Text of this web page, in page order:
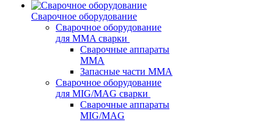
Сварочное оборудование
Сварочное оборудование
для MMA сварки
Сварочные аппараты
MMA
Запасные части MMA
Сварочное оборудование
для MIG/MAG сварки
Сварочные аппараты
MIG/MAG